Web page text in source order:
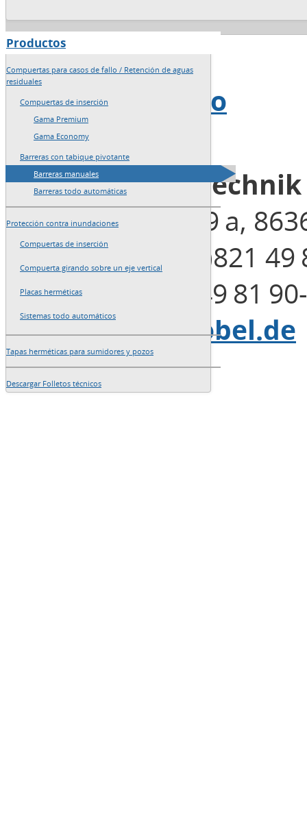
Productos
Compuertas para casos de fallo / Retención de aguas
residuales
Compuertas de inserción
Gama Premium
Gama Economy
Barreras con tabique pivotante
Barreras manuales
Barreras todo automáticas
Protección contra inundaciones
Compuertas de inserción
Compuerta girando sobre un eje vertical
Placas herméticas
Sistemas todo automáticos
Tapas herméticas para sumidores y pozos
Descargar Folletos técnicos
→Inicio
→Mapa del sitio
→Redacción
Blobel Umwelttechnik
Henleinstraße 29 a,
Teléfono: +49 (0)821 49
Fax: +49 (0)821 49 81
E-Mail:info@blobel.de